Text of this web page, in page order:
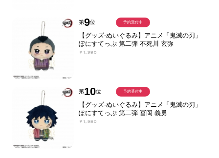
第9位
【グッズ-ぬいぐるみ】アニメ「鬼滅の刃」
ぽにすてっぷ 第二弾 不死川 玄弥
￥1,980
予約受付中
第10位
【グッズ-ぬいぐるみ】アニメ「鬼滅の刃」
ぽにすてっぷ 第二弾 冨岡 義勇
￥1,980
予約受付中